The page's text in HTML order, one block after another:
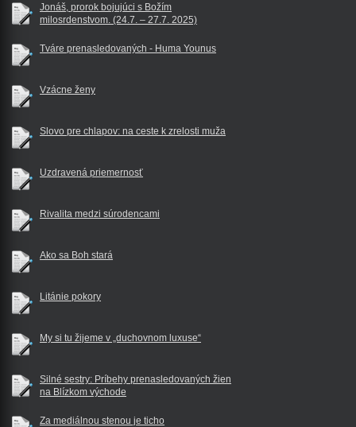
Jonáš, prorok bojujúci s Božím
milosrdenstvom. (24.7. – 27.7. 2025)
Tváre prenasledovaných - Huma Younus
Vzácne ženy
Slovo pre chlapov: na ceste k zrelosti muža
Uzdravená priemernosť
Rivalita medzi súrodencami
Ako sa Boh stará
Litánie pokory
My si tu žijeme v „duchovnom luxuse“
Silné sestry: Príbehy prenasledovaných žien
na Blízkom východe
Za mediálnou stenou je ticho